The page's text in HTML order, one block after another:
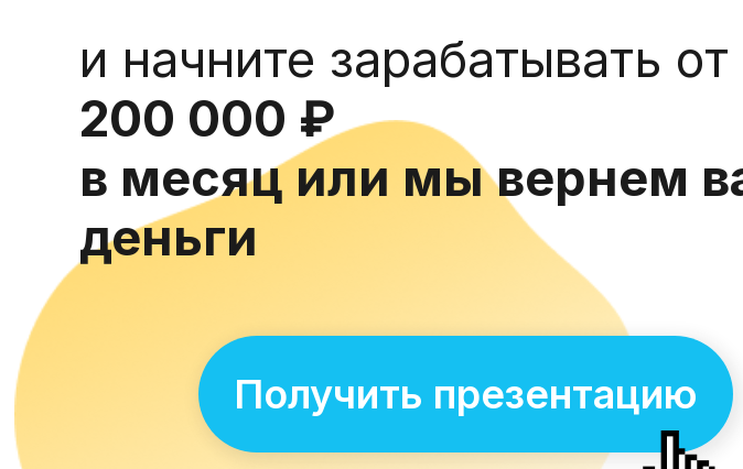
и начните зарабатывать от
200 000 ₽
в месяц или мы вернем
деньги
Получить презентацию